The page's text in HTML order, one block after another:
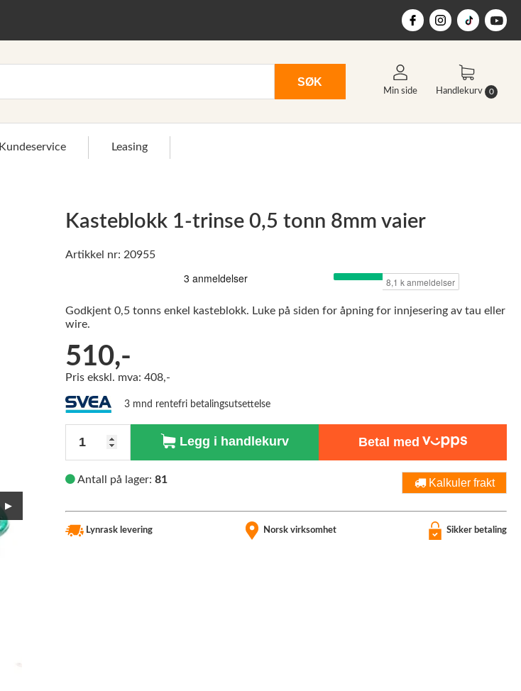
SØK
Min side Handlekurv 0
Kundeservice Leasing
▶
Kasteblokk 1-trinse 0,5 tonn 8mm vaier
Artikkel nr: 20955
Godkjent 0,5 tonns enkel kasteblokk. Luke på siden for åpning for innjesering av tau eller
wire.
510,-
Pris ekskl. mva: 408,-
3 mnd rentefri betalingsutsettelse
Legg i handlekurv Betal med
Antall på lager: 81 Kalkuler frakt
Lynrask levering Norsk virksomhet Sikker betaling